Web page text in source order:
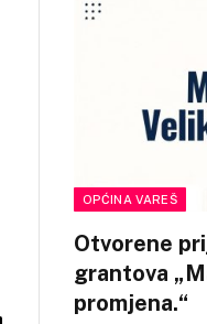
OPĆINA VAREŠ
Otvorene
grantova
promjena.“